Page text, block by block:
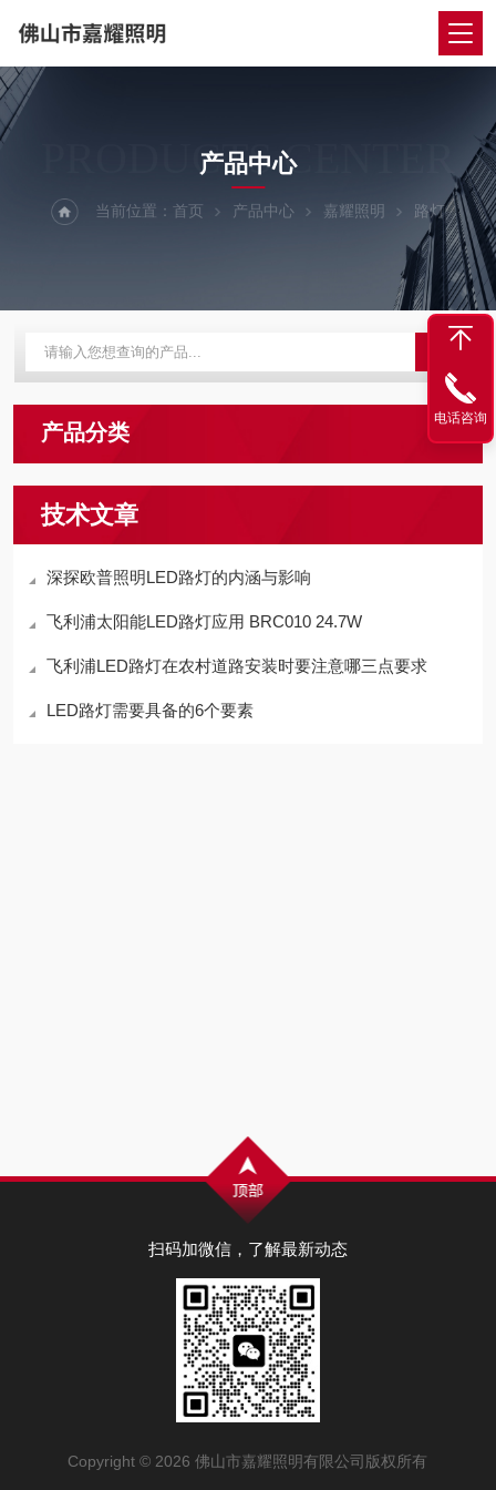
PRODUCTS CENTER
产品中心
当前位置： 首页 产品中心 嘉耀照明 路灯
产品分类
技术文章
深探欧普照明LED路灯的内涵与影响
飞利浦太阳能LED路灯应用 BRC010 24.7W
飞利浦LED路灯在农村道路安装时要注意哪三点要求
LED路灯需要具备的6个要素
扫码加微信，了解最新动态
Copyright © 2026 佛山市嘉耀照明有限公司版权所有
电话咨询